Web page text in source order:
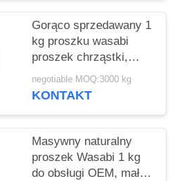
Gorąco sprzedawany 1
kg proszku wasabi
proszek chrząstki,
konkurencyjna cena
negotiable MOQ:3000 kg
KONTAKT
Masywny naturalny
proszek Wasabi 1 kg
do obsługi OEM, małe